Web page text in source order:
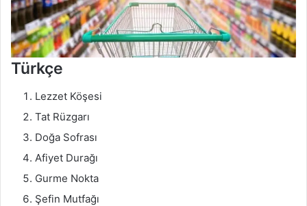
Türkçe
Lezzet Köşesi
Tat Rüzgarı
Doğa Sofrası
Afiyet Durağı
Gurme Nokta
Şefin Mutfağı